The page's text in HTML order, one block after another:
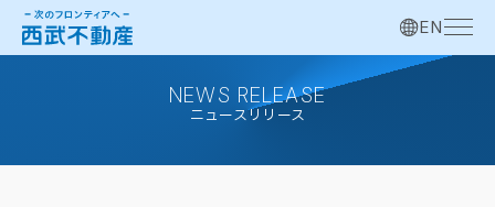
EN
NEWS RELEASE
ニュースリリース